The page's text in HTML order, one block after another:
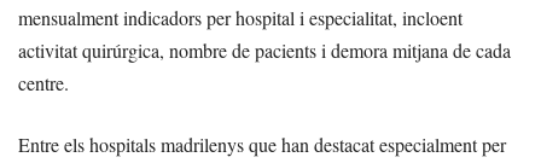
mensualment indicadors per hospital i especialitat, incloent
activitat quirúrgica, nombre de pacients i demora mitjana de cada
centre.
Entre els hospitals madrilenys que han destacat especialment per